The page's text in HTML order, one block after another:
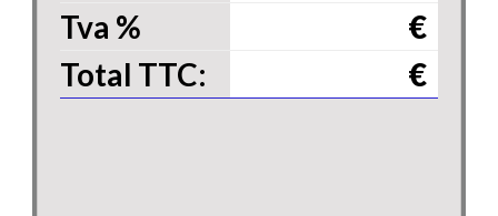
Tva %
€
Total TTC:
€